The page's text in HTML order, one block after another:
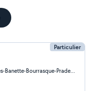
Particulier
Saint-Cyr-sur-Mer (Les Lecques-Banette-Bourrasque-Pradeaux)